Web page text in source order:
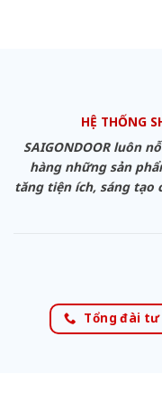
HỆ THỐNG
SAIGONDOOR luôn
hàng những sản
tăng tiện ích, sáng
Tổng đài tư